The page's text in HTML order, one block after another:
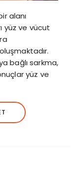
alanı
yüz ve vücut
bağlı sarkma,
yüz ve